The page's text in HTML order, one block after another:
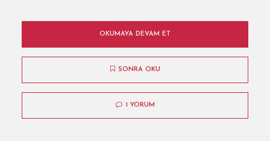
OKUMAYA DEVAM ET
SONRA OKU
1 YORUM